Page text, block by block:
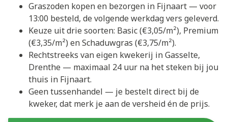
Graszoden kopen en bezorgen in Fijnaart — voor
13:00 besteld, de volgende werkdag vers geleverd.
Keuze uit drie soorten: Basic (€3,05/m²), Premium
(€3,35/m²) en Schaduwgras (€3,75/m²).
Rechtstreeks van eigen kwekerij in Gasselte,
Drenthe — maximaal 24 uur na het steken bij jou
thuis in Fijnaart.
Geen tussenhandel — je bestelt direct bij de
kweker, dat merk je aan de versheid én de prijs.